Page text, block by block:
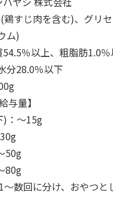
デオトイレ 飛び散
無添加良
鶏すじ肉を含む)、グリ
ム)
54.5％以上、粗脂肪1.0
分28.0％以下
与量】
)：～15g
50g
80g
～数回に分け、おやつと